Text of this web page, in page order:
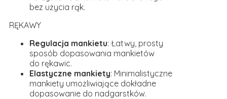
bez użycia rąk.
RĘKAWY
Regulacja mankietu: Łatwy, prosty
sposób dopasowania mankietów
do rękawic.
Elastyczne mankiety: Minimalistyczne
mankiety umożliwiające dokładne
dopasowanie do nadgarstków.